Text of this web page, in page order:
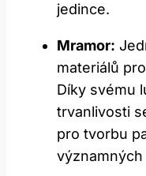
jedince.
Mramor:
materiálů
Díky svému
trvanlivosti
pro tvorbu